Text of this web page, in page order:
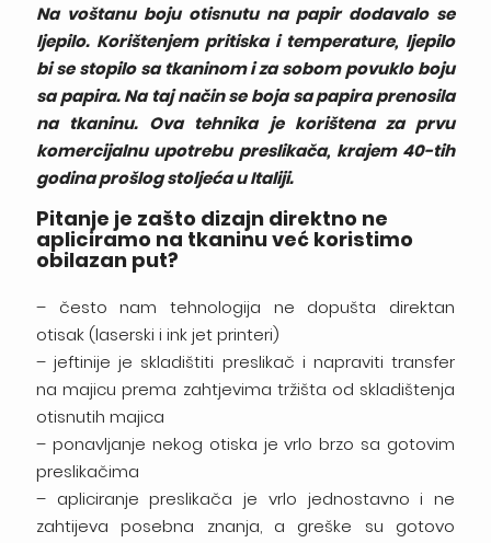
Na voštanu boju otisnutu na papir dodavalo se
ljepilo. Korištenjem pritiska i temperature, ljepilo
bi se stopilo sa tkaninom i za sobom povuklo boju
sa papira. Na taj način se boja sa papira prenosila
na tkaninu. Ova tehnika je korištena za prvu
komercijalnu upotrebu preslikača, krajem 40-tih
godina prošlog stoljeća u Italiji.
Pitanje je zašto dizajn direktno ne
apliciramo na tkaninu već koristimo
obilazan put?
– često nam tehnologija ne dopušta direktan
otisak (laserski i ink jet printeri)
– jeftinije je skladištiti preslikač i napraviti transfer
na majicu prema zahtjevima tržišta od skladištenja
otisnutih majica
– ponavljanje nekog otiska je vrlo brzo sa gotovim
preslikačima
– apliciranje preslikača je vrlo jednostavno i ne
zahtijeva posebna znanja, a greške su gotovo